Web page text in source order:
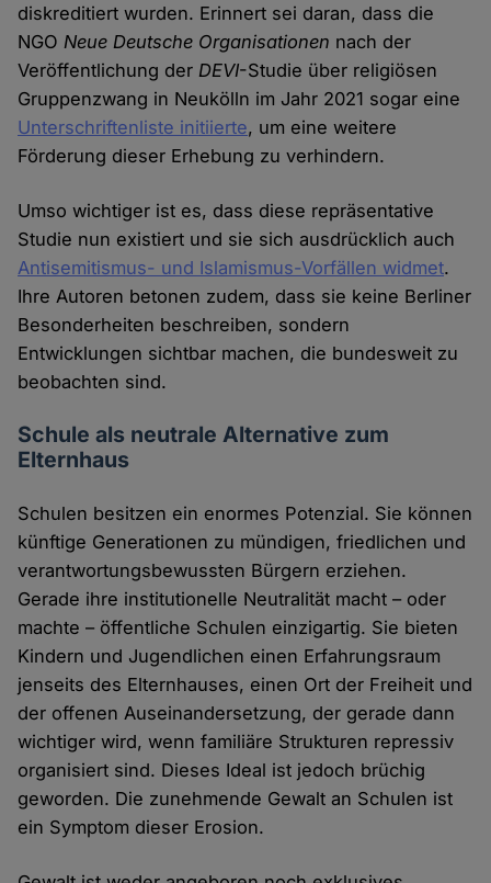
diskreditiert wurden. Erinnert sei daran, dass die
NGO Neue Deutsche Organisationen nach der
Veröffentlichung der DEVI-Studie über religiösen
Gruppenzwang in Neukölln im Jahr 2021 sogar eine
Unterschriftenliste initiierte, um eine weitere
Förderung dieser Erhebung zu verhindern.
Umso wichtiger ist es, dass diese repräsentative
Studie nun existiert und sie sich ausdrücklich auch
Antisemitismus- und Islamismus-Vorfällen widmet.
Ihre Autoren betonen zudem, dass sie keine Berliner
Besonderheiten beschreiben, sondern
Entwicklungen sichtbar machen, die bundesweit zu
beobachten sind.
Schule als neutrale Alternative zum
Elternhaus
Schulen besitzen ein enormes Potenzial. Sie können
künftige Generationen zu mündigen, friedlichen und
verantwortungsbewussten Bürgern erziehen.
Gerade ihre institutionelle Neutralität macht – oder
machte – öffentliche Schulen einzigartig. Sie bieten
Kindern und Jugendlichen einen Erfahrungsraum
jenseits des Elternhauses, einen Ort der Freiheit und
der offenen Auseinandersetzung, der gerade dann
wichtiger wird, wenn familiäre Strukturen repressiv
organisiert sind. Dieses Ideal ist jedoch brüchig
geworden. Die zunehmende Gewalt an Schulen ist
ein Symptom dieser Erosion.